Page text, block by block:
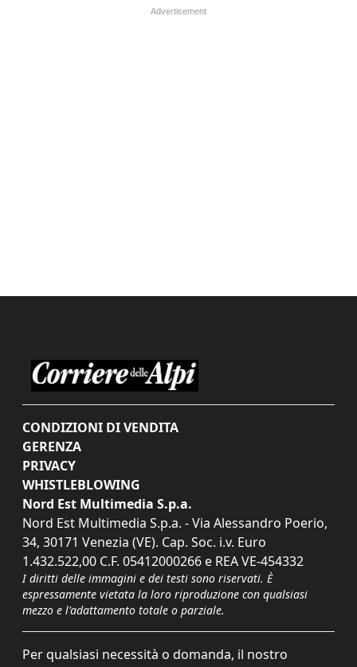
CONDIZIONI DI VENDITA
GERENZA
PRIVACY
WHISTLEBLOWING
Nord Est Multimedia S.p.a.
Nord Est Multimedia S.p.a. - Via Alessandro Poerio,
34, 30171 Venezia (VE). Cap. Soc. i.v. Euro
1.432.522,00 C.F. 05412000266 e REA VE-454332
I diritti delle immagini e dei testi sono riservati. È
espressamente vietata la loro riproduzione con qualsiasi
mezzo e l'adattamento totale o parziale.
Per qualsiasi necessità o domanda, il nostro